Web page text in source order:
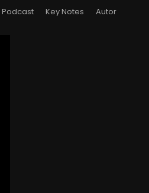
Podcast Key Notes Autor